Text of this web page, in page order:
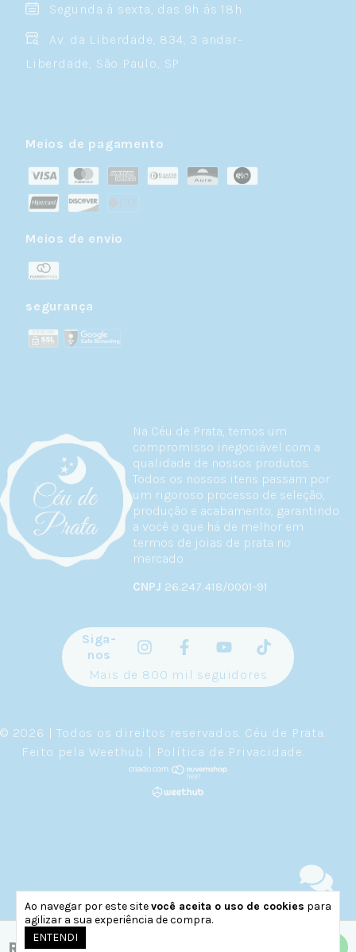
Ao navegar por este sitevocê aceita o uso de cookies para
agilizar a sua experiência de compra.
ENTENDI
R$229,90
Na Céu de Prata, temos um
compromisso inegociável com a
qualidade de nossos produtos.
Todos os nossos itens passam por
um rigoroso processo de seleção,
produção e acabamento, garantindo
a você o que há de melhor em
termos de joias de prata no
mercado.
CNPJ 26.247.418/0001-91
Segunda à sexta, das 9h às 18h
Av. da Liberdade, 834, 3 andar-
Liberdade, São Paulo, SP
Meios de pagamento
Meios de envio
segurança
Siga-
nos
Mais de 800 mil seguidores
© 2026 | Todos os direitos reservados. Céu de Prata
Feito pela Weethub | Política de Privacidade